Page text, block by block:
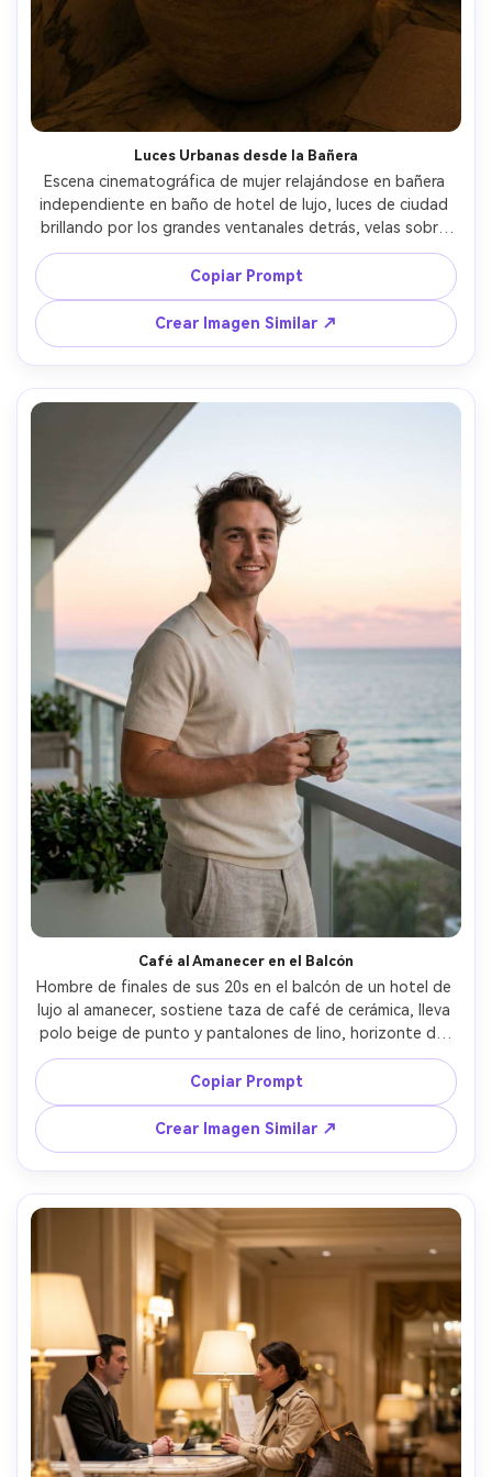
Luces Urbanas desde la Bañera
Escena cinematográfica de mujer relajándose en bañera
independiente en baño de hotel de lujo, luces de ciudad
brillando por los grandes ventanales detrás, velas sobre
el mármol, vapor suave, cabello recogido en moño, luz
tenue con brillos cálidos, capturada con Canon R5, 35mm,
encuadre medio, fotorrealista, atmósfera nocturna de
lujo --ar 4:5
Copiar Prompt
Crear Imagen Similar ↗
Café al Amanecer en el Balcón
Hombre de finales de sus 20s en el balcón de un hotel de
lujo al amanecer, sostiene taza de café de cerámica, lleva
polo beige de punto y pantalones de lino, horizonte del
océano iluminado, brisa suave, cielo pastel, tomada con
Nikon Z7 II, 70mm, retrato medio cuerpo, luz natural,
fotorrealista, tonos editoriales limpios de viaje --ar 4:5
Copiar Prompt
Crear Imagen Similar ↗